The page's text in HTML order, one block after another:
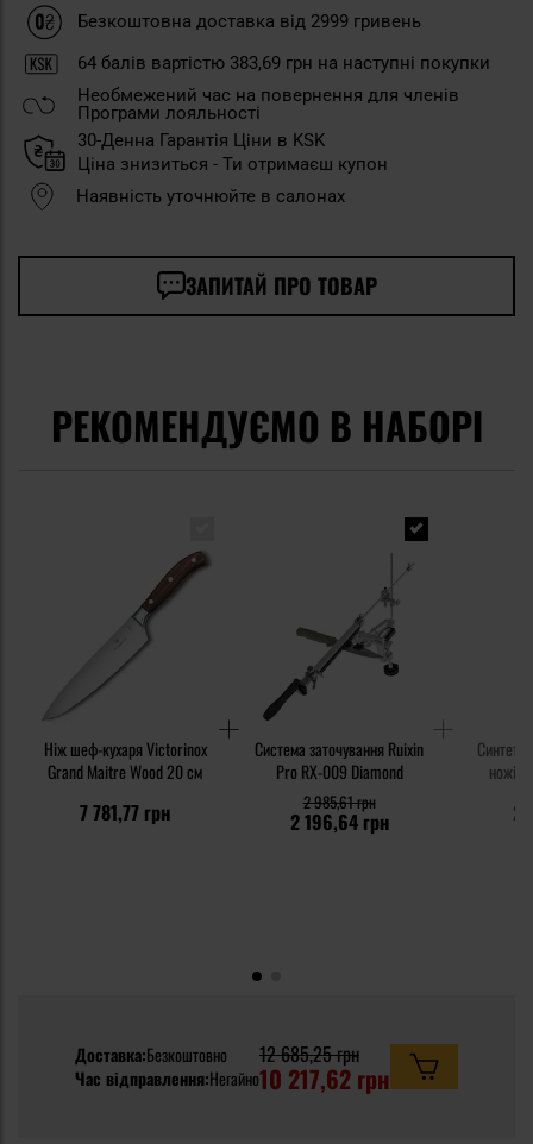
Безкоштовна доставка від 2999 гривень
64 балів вартістю 383,69 грн на наступні покупки
Необмежений час на повернення для членів
Програми лояльності
30-Денна Гарантія Ціни в KSK
Ціна знизиться - Ти отримаєш купон
Наявність уточнюйте в салонах
ЗАПИТАЙ ПРО ТОВАР
РЕКОМЕНДУЄМО В НАБОРІ
Ніж шеф-кухаря Victorinox
Grand Maitre Wood 20 см
7 781,77 грн
Система заточування Ruixin
Pro RX-009 Diamond
2 196,64 грн
2 985,61 грн
ножів
Доставка:Безкоштовно
Час відправлення:Негайно
12 685,25 грн
10 217,62 грн